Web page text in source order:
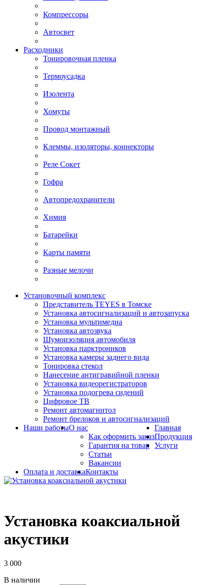
Компрессоры
Автосвет
Расходники
Тонировочная пленка
Термоусадка
Изолента
Хомуты
Провод монтажный
Клеммы, изоляторы, коннекторы
Реле Сокет
Гофра
Автопредохранители
Химия
Батарейки
Карты памяти
Разные мелочи
Установочный комплекс
Представитель TEYES в Томске
Установка автосигнализаций и автозапуска
Установка мультимедиа
Установка автозвука
Шумоизоляция автомобиля
Установка парктроников
Установка камеры заднего вида
Тонировка стекол
Нанесение антигравийной пленки
Установка видеорегистраторов
Установка подогрева сидений
Цифровое ТВ
Ремонт автомагнитол
Ремонт брелоков и автосигнализаций
Наши работыО нас
Как оформить заказ
Гарантия на товар
Статьи
Вакансии
Оплата и доставкаКонтакты
Главная
Продукция
Услуги
Установка коаксиальной
акустики
3 000
В наличии